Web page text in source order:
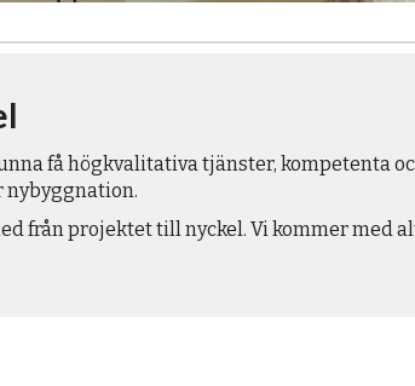
få högkvalitativa tjänster, kompetenta
nybyggnation.
från projektet till nyckel. Vi kommer med